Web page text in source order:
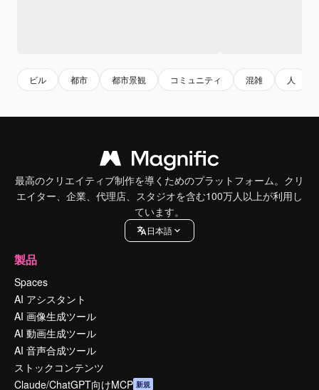
ビル 都市 都市景観 コミュニティ 混雑 人
最高のクリエイティブ制作を導くためのプラットフォーム。クリ
エイター、企業、代理店、スタジオを含む100万人以上が利用し
ています。
日本語
製品
Spaces
AI アシスタント
AI 画像生成ツール
AI 動画生成ツール
AI 音声合成ツール
ストックコンテンツ
Claude/ChatGPT向けMCP 新規